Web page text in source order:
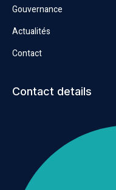
Gouvernance
Actualités
Contact
Contact details